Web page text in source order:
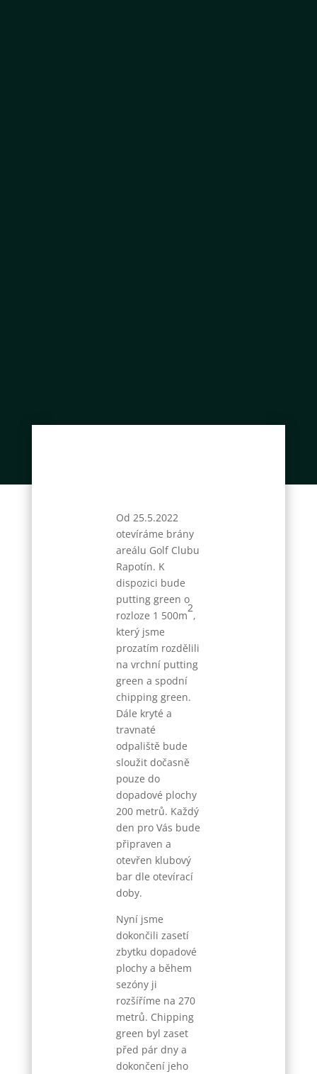
Od 25.5.2022
otevíráme brány
areálu Golf Clubu
Rapotín. K
dispozici bude
putting green o
rozloze 1 500m
2
,
který jsme
prozatím rozdělili
na vrchní putting
green a spodní
chipping green.
Dále kryté a
travnaté
odpaliště bude
sloužit dočasně
pouze do
dopadové plochy
200 metrů. Každý
den pro Vás bude
připraven a
otevřen klubový
bar dle otevírací
doby.
Nyní jsme
dokončili zasetí
zbytku dopadové
plochy a během
sezóny ji
rozšíříme na 270
metrů. Chipping
green byl zaset
před pár dny a
dokončení jeho